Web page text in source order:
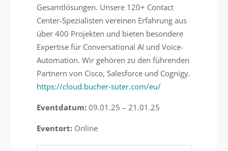
Gesamtlösungen. Unsere 120+ Contact
Center-Spezialisten vereinen Erfahrung aus
über 400 Projekten und bieten besondere
Expertise für Conversational AI und Voice-
Automation. Wir gehören zu den führenden
Partnern von Cisco, Salesforce und Cognigy.
https://cloud.bucher-suter.com/eu/
Eventdatum:09.01.25 – 21.01.25
Eventort:Online